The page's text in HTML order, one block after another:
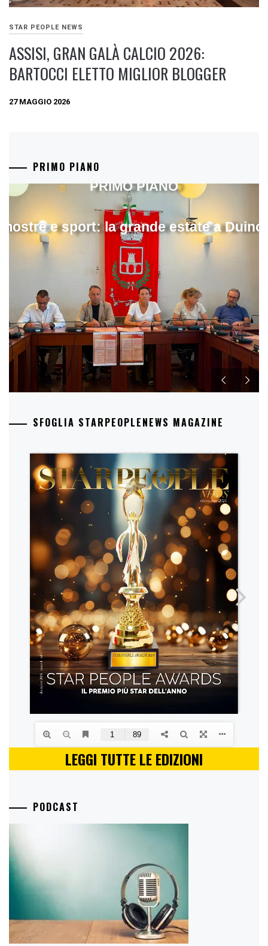
STAR PEOPLE NEWS
ASSISI, GRAN GALÀ CALCIO 2026:
BARTOCCI ELETTO MIGLIOR BLOGGER
27 MAGGIO 2026
PRIMO PIANO
e sport: la grande estate a
PRIMO PIANO
SFOGLIA STARPEOPLENEWS MAGAZINE
LEGGI TUTTE LE EDIZIONI
PODCAST